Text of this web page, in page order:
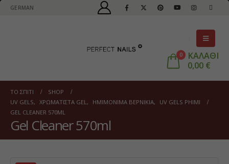
GERMAN
0
ΚΑΛΑΘΙ
0,00 €
ΤΟ ΣΠΊΤΙ
SHOP
UV GELS, ΧΡΩΜΑΤΙΣΤΆ GEL, ΗΜΙΜΌΝΙΜΑ ΒΕΡΝΊΚΙΑ,
UV GELS PHIMI
GEL CLEANER 570ML
Gel Cleaner 570ml